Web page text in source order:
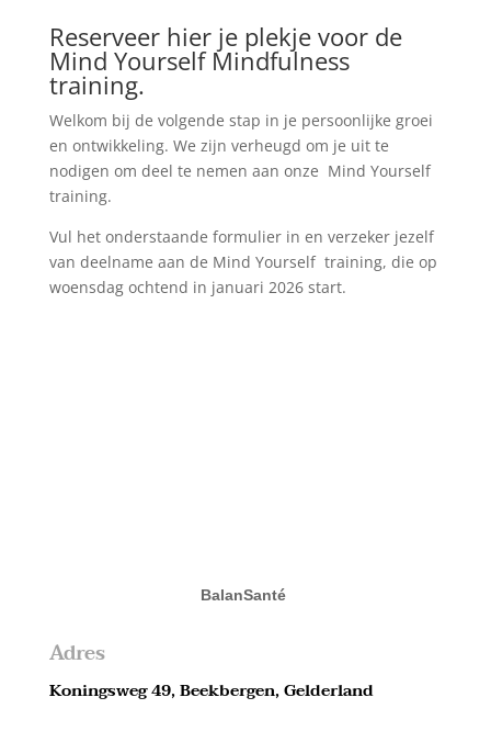
Reserveer hier je plekje voor de
Mind Yourself Mindfulness
training.
Welkom bij de volgende stap in je persoonlijke groei
en ontwikkeling. We zijn verheugd om je uit te
nodigen om deel te nemen aan onze Mind Yourself
training.
Vul het onderstaande formulier in en verzeker jezelf
van deelname aan de Mind Yourself training, die op
woensdag ochtend in januari 2026 start.
BalanSanté
Adres
Koningsweg 49, Beekbergen, Gelderland